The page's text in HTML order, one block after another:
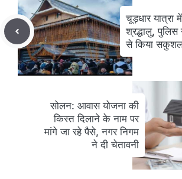
चूड़धार यात्रा
श्रद्धालु,
से किया
सोलन: आवास योजना की
किस्त दिलाने के नाम पर
मांगे जा रहे पैसे, नगर निगम
ने दी चेतावनी